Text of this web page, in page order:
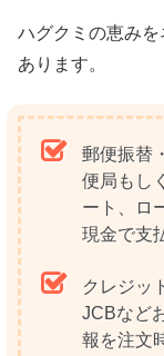
ハグクミの恵み
あります。
郵便振替
便局もし
ート、ロ
現金で支
クレジッ
JCBなど
報を注文